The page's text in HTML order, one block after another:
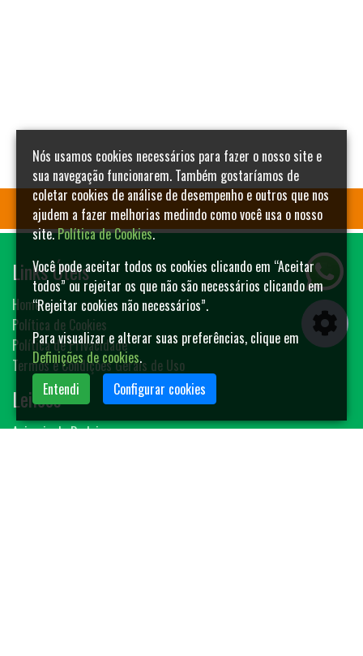
Links Úteis
Home
Política de Cookies
Política de Privacidade
Termos e Condições Gerais de Uso
Leilões
Animais de Rodeio
Nós usamos cookies necessários para fazer o nosso site e
sua navegação funcionarem. Também gostaríamos de
coletar cookies de análise de desempenho e outros que nos
ajudem a fazer melhorias medindo como você usa o nosso
site.Política de Cookies.
Você pode aceitar todos os cookies clicando em “Aceitar
todos” ou rejeitar os que não são necessários clicando em
“Rejeitar cookies não necessários”.
Para visualizar e alterar suas preferências, clique em
Definições de cookies.
Entendi
Configurar cookies